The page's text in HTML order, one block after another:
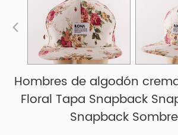
Hombres de algodón
Floral Tapa Snapback
Snapback